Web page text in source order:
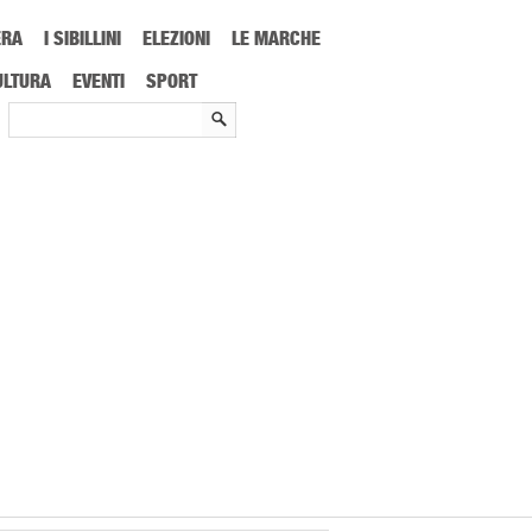
I SIBILLINI ELEZIONI
LE MARCHE
EVENTI SPORT